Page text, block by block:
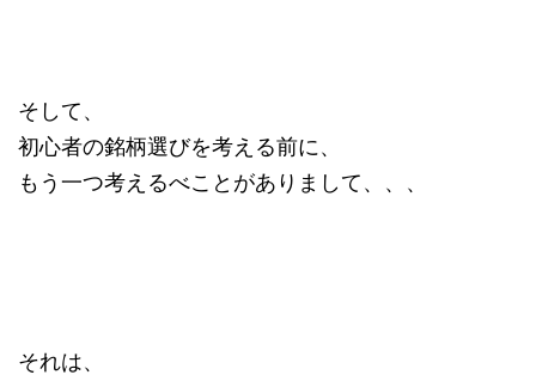
そして、
初心者の銘柄選びを考える前に、
もう一つ考えるべことがありまして、、、
それは、